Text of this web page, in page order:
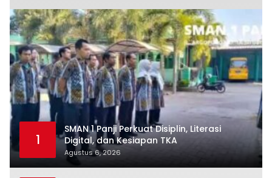
1
SMAN 1 Panji Perkuat Disiplin, Literasi
Digital, dan Kesiapan TKA
Agustus 6, 2026